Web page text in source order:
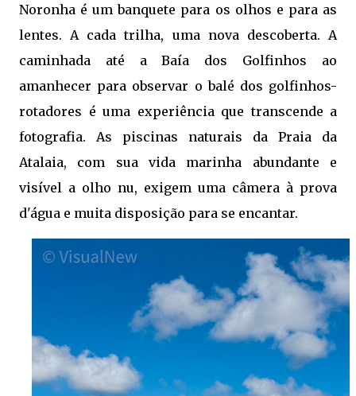
Noronha é um banquete para os olhos e para as
lentes. A cada trilha, uma nova descoberta. A
caminhada até a Baía dos Golfinhos ao
amanhecer para observar o balé dos golfinhos-
rotadores é uma experiência que transcende a
fotografia. As piscinas naturais da Praia da
Atalaia, com sua vida marinha abundante e
visível a olho nu, exigem uma câmera à prova
d'água e muita disposição para se encantar.